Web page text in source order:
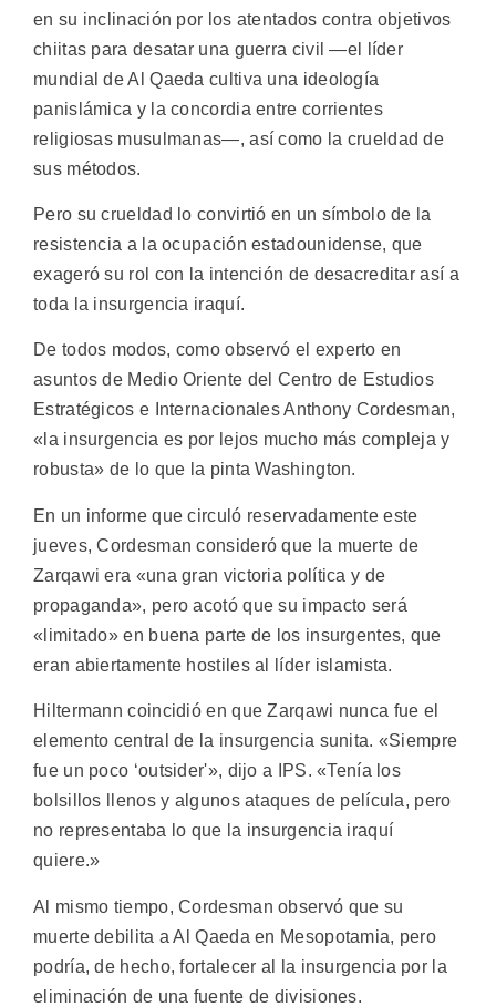
en su inclinación por los atentados contra objetivos
chiitas para desatar una guerra civil —el líder
mundial de Al Qaeda cultiva una ideología
panislámica y la concordia entre corrientes
religiosas musulmanas—, así como la crueldad de
sus métodos.
Pero su crueldad lo convirtió en un símbolo de la
resistencia a la ocupación estadounidense, que
exageró su rol con la intención de desacreditar así a
toda la insurgencia iraquí.
De todos modos, como observó el experto en
asuntos de Medio Oriente del Centro de Estudios
Estratégicos e Internacionales Anthony Cordesman,
«la insurgencia es por lejos mucho más compleja y
robusta» de lo que la pinta Washington.
En un informe que circuló reservadamente este
jueves, Cordesman consideró que la muerte de
Zarqawi era «una gran victoria política y de
propaganda», pero acotó que su impacto será
«limitado» en buena parte de los insurgentes, que
eran abiertamente hostiles al líder islamista.
Hiltermann coincidió en que Zarqawi nunca fue el
elemento central de la insurgencia sunita. «Siempre
fue un poco ‘outsider'», dijo a IPS. «Tenía los
bolsillos llenos y algunos ataques de película, pero
no representaba lo que la insurgencia iraquí
quiere.»
Al mismo tiempo, Cordesman observó que su
muerte debilita a Al Qaeda en Mesopotamia, pero
podría, de hecho, fortalecer al la insurgencia por la
eliminación de una fuente de divisiones.